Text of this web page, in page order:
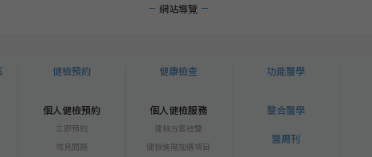
網站導覽
健檢預約
個人健檢預約
立即預約
常見問題
健康檢查
個人健檢服務
健檢方案總覽
健檢進階加選項目
功能醫學
整合醫學
醫周刊